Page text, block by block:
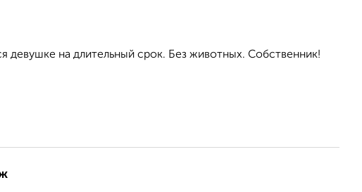
девушке на длительный срок. Без животных. Собственник!